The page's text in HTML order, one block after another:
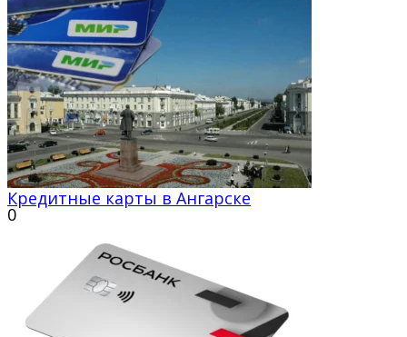
Кредитные карты в Ангарске
0